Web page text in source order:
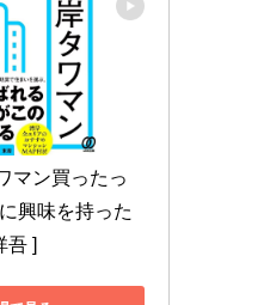
マン買ったっ
興味を持った
吾 ]